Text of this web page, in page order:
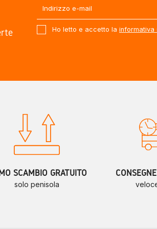
Ho letto e accetto la informativa
SCAMBIO GRATUITO
solo penisola